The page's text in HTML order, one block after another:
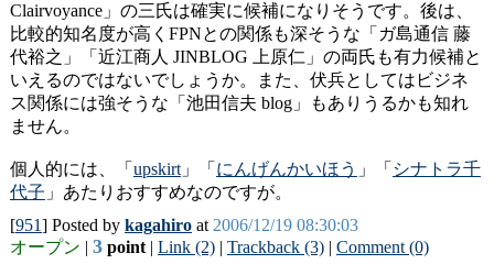
Clairvoyance」の三氏は確実に候補になりそうです。後は、
比較的知名度が高くFPNとの関係も深そうな「ガ島通信 藤
代裕之」「近江商人 JINBLOG 上原仁」の両氏も有力候補と
いえるのではないでしょうか。また、伏兵としてはビジネ
ス関係には強そうな「池田信夫 blog」もありうるかも知れ
ません。
個人的には、「 upskirt」「 にんげんかいほう 」「 シナトラ千
代子 」あたりおすすめなのですが。
[951] Posted by kagahiroat 2006/12/19 08:30:03
オープン | 3point| Link (2)| Trackback (3)| Comment (0)